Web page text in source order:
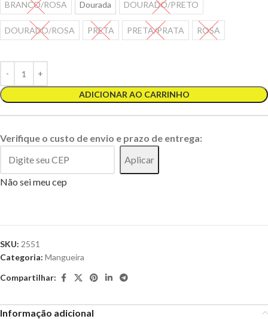
BRANCO/ROSA Dourada DOURADO/PRETO
DOURADO/ROSA PRETA PRETA/PRATA ROSA
ADICIONAR AO CARRINHO
Verifique o custo de envio e prazo de entrega:
Aplicar
Não sei meu cep
SKU: 2551
Categoria: Mangueira
Compartilhar:
Informação adicional